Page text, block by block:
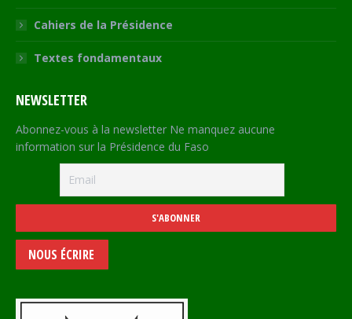
Cahiers de la Présidence
Textes fondamentaux
NEWSLETTER
Abonnez-vous à la newsletter Ne manquez aucune
information sur la Présidence du Faso
NOUS ÉCRIRE